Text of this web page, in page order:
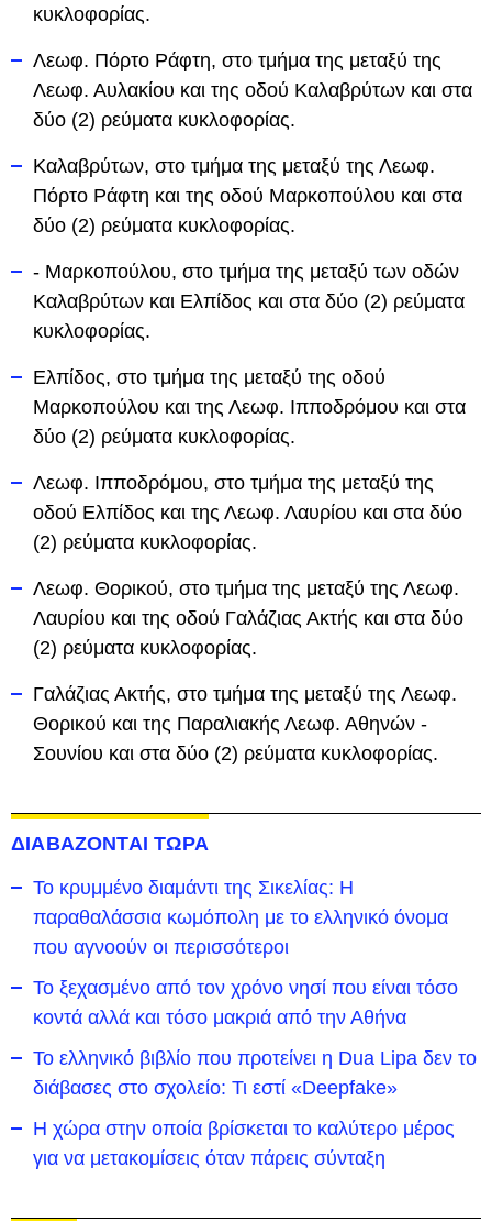
κυκλοφορίας.
Λεωφ. Πόρτο Ράφτη, στο τμήμα της μεταξύ της
Λεωφ. Αυλακίου και της οδού Καλαβρύτων και στα
δύο (2) ρεύματα κυκλοφορίας.
Καλαβρύτων, στο τμήμα της μεταξύ της Λεωφ.
Πόρτο Ράφτη και της οδού Μαρκοπούλου και στα
δύο (2) ρεύματα κυκλοφορίας.
- Μαρκοπούλου, στο τμήμα της μεταξύ των οδών
Καλαβρύτων και Ελπίδος και στα δύο (2) ρεύματα
κυκλοφορίας.
Ελπίδος, στο τμήμα της μεταξύ της οδού
Μαρκοπούλου και της Λεωφ. Ιπποδρόμου και στα
δύο (2) ρεύματα κυκλοφορίας.
Λεωφ. Ιπποδρόμου, στο τμήμα της μεταξύ της
οδού Ελπίδος και της Λεωφ. Λαυρίου και στα δύο
(2) ρεύματα κυκλοφορίας.
Λεωφ. Θορικού, στο τμήμα της μεταξύ της Λεωφ.
Λαυρίου και της οδού Γαλάζιας Ακτής και στα δύο
(2) ρεύματα κυκλοφορίας.
Γαλάζιας Ακτής, στο τμήμα της μεταξύ της Λεωφ.
Θορικού και της Παραλιακής Λεωφ. Αθηνών -
Σουνίου και στα δύο (2) ρεύματα κυκλοφορίας.
ΔΙΑΒΑΖΟΝΤΑΙ ΤΩΡΑ
Το κρυμμένο διαμάντι της Σικελίας: Η
παραθαλάσσια κωμόπολη με το ελληνικό όνομα
που αγνοούν οι περισσότεροι
To ξεχασμένο από τον χρόνο νησί που είναι τόσο
κοντά αλλά και τόσο μακριά από την Αθήνα
Το ελληνικό βιβλίο που προτείνει η Dua Lipa δεν το
διάβασες στο σχολείο: Τι εστί «Deepfake»
Η χώρα στην οποία βρίσκεται το καλύτερο μέρος
για να μετακομίσεις όταν πάρεις σύνταξη